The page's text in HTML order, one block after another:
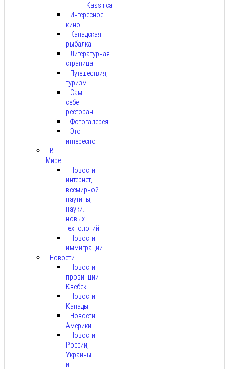
Kassir.ca
Интересное
кино
Канадская
рыбалка
Литературная
страница
Путешествия,
туризм
Сам
себе
ресторан
Фотогалерея
Это
интересно
В
Мире
Новости
интернет,
всемирной
паутины,
науки.
новых
технологий
Новости
иммиграции
Новости
Новости
провинции
Квебек
Новости
Канады
Новости
Америки
Новости
России,
Украины
и